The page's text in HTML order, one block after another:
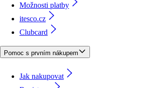
Možnosti platby
itesco.cz
Clubcard
Pomoc s prvním nákupem
Jak nakupovat